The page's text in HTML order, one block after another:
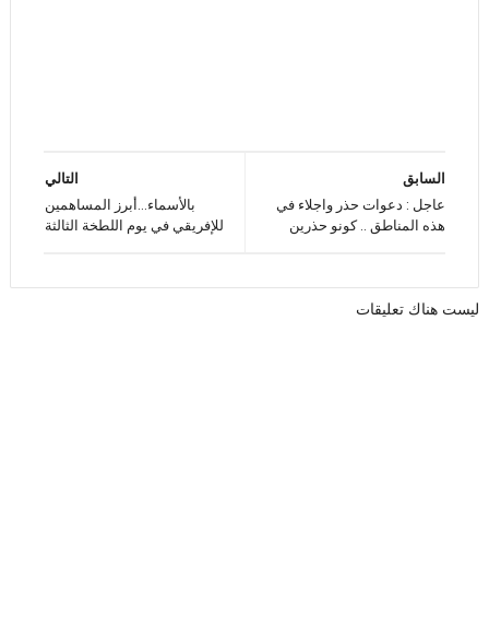
التالي
بالأسماء...أبرز المساهمين
للإفريقي في يوم اللطخة الثالثة
السابق
عاجل : دعوات حذر واجلاء في
هذه المناطق .. كونو حذرين
ليست هناك تعليقات